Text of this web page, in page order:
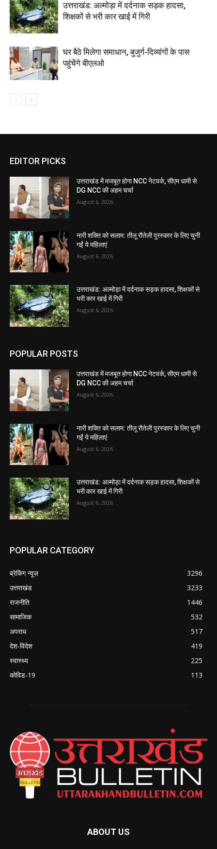
उत्तराखंड: अल्मोड़ा में दर्दनाक सड़क हादसा,
शिक्षकों से भरी कार खाई में गिरी
घर बैठे मिलेगा समाधान, बुजुर्ग-दिव्यांगों के पास
पहुंचेंगे बीएलओ
EDITOR PICKS
उत्तराखंड में मजबूत होगा NCC नेटवर्क, सीएम धामी से
DG NCC की अहम चर्चा
August 6, 2026
नारी शक्ति को सलाम: तीलू रौतेली पुरस्कार के लिए चुनी
गईं ये महिलाएं
August 6, 2026
उत्तराखंड: अल्मोड़ा में दर्दनाक सड़क हादसा, शिक्षकों से
भरी कार खाई में गिरी
August 6, 2026
POPULAR POSTS
उत्तराखंड में मजबूत होगा NCC नेटवर्क, सीएम धामी से
DG NCC की अहम चर्चा
August 6, 2026
नारी शक्ति को सलाम: तीलू रौतेली पुरस्कार के लिए चुनी
गईं ये महिलाएं
August 6, 2026
उत्तराखंड: अल्मोड़ा में दर्दनाक सड़क हादसा, शिक्षकों से
भरी कार खाई में गिरी
August 6, 2026
POPULAR CATEGORY
ब्रेकिंग न्यूज़
3296
उत्तराखंड
3233
राजनीति
1446
सामाजिक
532
अपराध
517
देश-विदेश
419
स्वास्थ्य
225
कोविड-19
113
ABOUT US